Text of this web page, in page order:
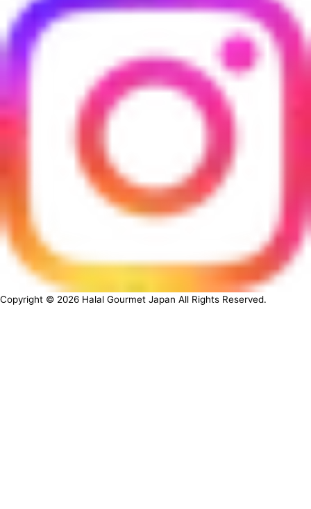
Copyright © 2026 Halal Gourmet Japan All Rights Reserved.